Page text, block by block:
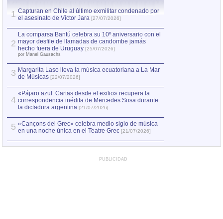
1 Capturan en Chile al último exmilitar condenado por
el asesinato de Víctor Jara [27/07/2026]
2
La comparsa Bantú celebra su 10º aniversario con el
mayor desfile de llamadas de candombe jamás
hecho fuera de Uruguay [25/07/2026]
por Manel Gausachs
3 Margarita Laso lleva la música ecuatoriana a La Mar
de Músicas [22/07/2026]
4
«Pájaro azul. Cartas desde el exilio» recupera la
correspondencia inédita de Mercedes Sosa durante
la dictadura argentina [21/07/2026]
5 «Cançons del Grec» celebra medio siglo de música
en una noche única en el Teatre Grec [21/07/2026]
PUBLICIDAD